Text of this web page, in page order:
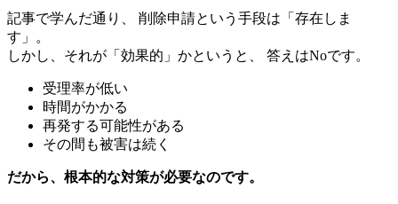
記事で学んだ通り、 削除申請という手段は「存在しま
す」。
しかし、それが「効果的」かというと、 答えはNoです。
受理率が低い
時間がかかる
再発する可能性がある
その間も被害は続く
だから、根本的な対策が必要なのです。